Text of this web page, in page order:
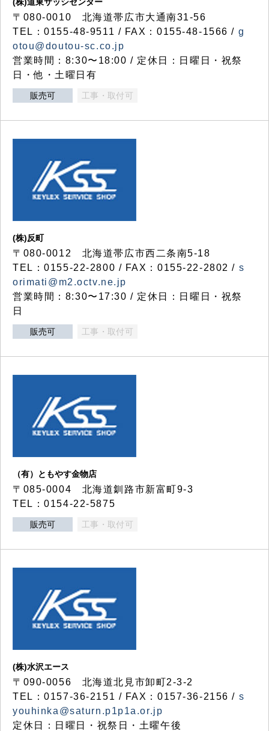
〒080-0010 北海道帯広市大通南31-56
TEL：0155-48-9511 / FAX：0155-48-1566 / g
otou@doutou-sc.co.jp
営業時間：8:30〜18:00 / 定休日：日曜日・祝祭
日・他・土曜日有
販売可 工事・取付可
(株)反町
〒080-0012 北海道帯広市西二条南5-18
TEL：0155-22-2800 / FAX：0155-22-2802 / s
orimati@m2.octv.ne.jp
営業時間：8:30〜17:30 / 定休日：日曜日・祝祭
日
販売可 工事・取付可
（有）ともやす金物店
〒085-0004 北海道釧路市新富町9-3
TEL：0154-22-5875
販売可 工事・取付可
(株)水沢エース
〒090-0056 北海道北見市卸町2-3-2
TEL：0157-36-2151 / FAX：0157-36-2156 / s
youhinka@saturn.p1p1a.or.jp
定休日：日曜日・祝祭日・土曜午後